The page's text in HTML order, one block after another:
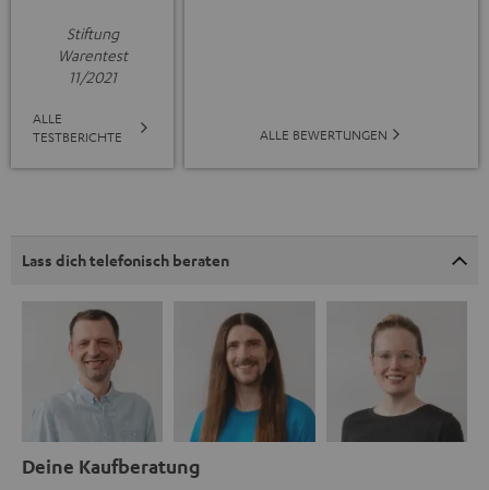
Stiftung
Warentest
11/2021
ALLE
TESTBERICHTE
ALLE BEWERTUNGEN
Lass dich telefonisch beraten
Deine Kaufberatung